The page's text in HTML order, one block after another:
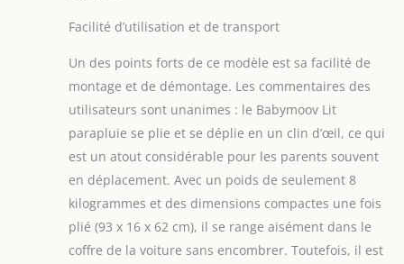
assure une bonne
VIE : Babymoov assure
une garantie à vie sur
ce produit
(enregistrement sous 2
mois - site web de la
marque) . Il est
également réparable en
cas de problème, pour
allonger sa durée de vie
Facilité d’utilisation et de transport
Un des points forts de ce modèle est sa facilité de
montage et de démontage. Les commentaires des
utilisateurs sont unanimes : le Babymoov Lit
parapluie se plie et se déplie en un clin d’œil, ce qui
est un atout considérable pour les parents souvent
en déplacement. Avec un poids de seulement 8
kilogrammes et des dimensions compactes une fois
plié (93 x 16 x 62 cm), il se range aisément dans le
coffre de la voiture sans encombrer. Toutefois, il est